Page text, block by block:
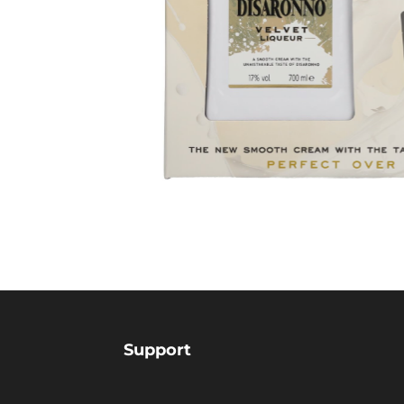
Support